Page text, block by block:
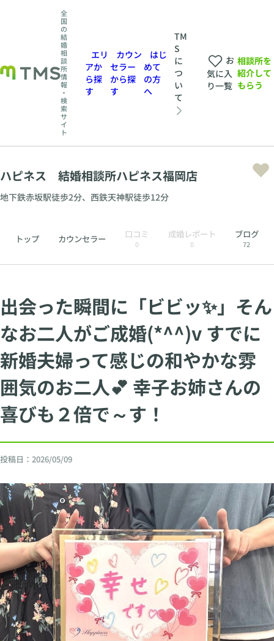
全
国
の
結
婚
相
談
所
情
報
・
検
索
サ
イ
ト
エリ
アか
ら探
す
カウン
セラー
から探
す
はじ
めて
の方
へ
TM
S
に
つ
い
て
お
気に入
り一覧
相談所を
紹介して
もらう
ハピネス 結婚相談所ハピネス福岡店
地下鉄赤坂駅徒歩2分、西鉄天神駅徒歩12分
トップ カウンセラー 口コミ
0
成婚レポート
0
ブログ
72
出会った瞬間に「ビビッ✨」そん
なお二人がご成婚(*^^)v すでに
新婚夫婦って感じの和やかな雰
囲気のお二人💕 幸子お姉さんの
喜びも２倍で～す！
投稿日： 2026/05/09